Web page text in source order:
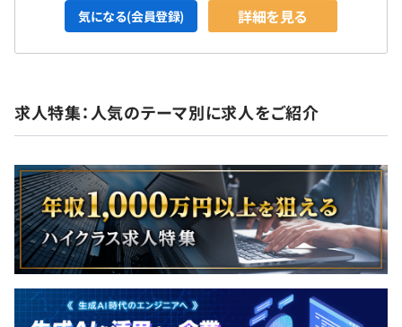
気になる(会員登録) 詳細を見る
求人特集：人気のテーマ別に求人をご紹介